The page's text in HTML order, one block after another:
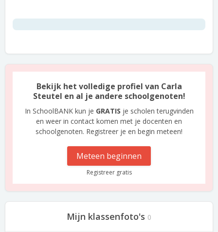
Bekijk het volledige profiel van Carla
Steutel en al je andere schoolgenoten!
In SchoolBANK kun je GRATIS je scholen terugvinden
en weer in contact komen met je docenten en
schoolgenoten. Registreer je en begin meteen!
Meteen beginnen
Registreer gratis
Mijn klassenfoto's 0